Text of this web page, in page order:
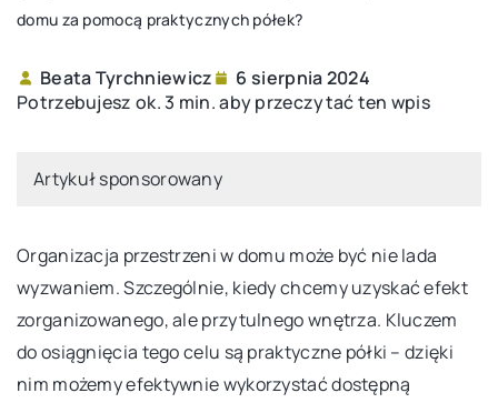
domu za pomocą praktycznych półek?
Beata Tyrchniewicz
6 sierpnia 2024
Potrzebujesz ok. 3 min. aby przeczytać ten wpis
Artykuł sponsorowany
Organizacja przestrzeni w domu może być nie lada
wyzwaniem. Szczególnie, kiedy chcemy uzyskać efekt
zorganizowanego, ale przytulnego wnętrza. Kluczem
do osiągnięcia tego celu są praktyczne półki – dzięki
nim możemy efektywnie wykorzystać dostępną